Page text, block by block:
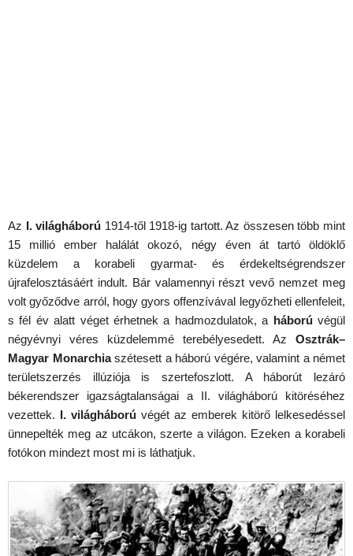
Az I. világháború 1914-től 1918-ig tartott. Az összesen több mint
15 millió ember halálát okozó, négy éven át tartó öldöklő
küzdelem a korabeli gyarmat- és érdekeltségrendszer
újrafelosztásáért indult. Bár valamennyi részt vevő nemzet meg
volt győződve arról, hogy gyors offenzívával legyőzheti ellenfeleit,
s fél év alatt véget érhetnek a hadmozdulatok, a háborúvégül
négyévnyi véres küzdelemmé terebélyesedett. Az Osztrák–
Magyar Monarchiaszétesett a háború végére, valamint a német
területszerzés illúziója is szertefoszlott. A háborút lezáró
békerendszer igazságtalanságai a II. világháború kitöréséhez
vezettek. I. világháború végét az emberek kitörő lelkesedéssel
ünnepelték meg az utcákon, szerte a világon. Ezeken a korabeli
fotókon mindezt most mi is láthatjuk.